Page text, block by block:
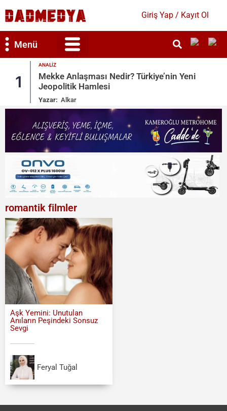
Giriş Yap / Kayıt Ol
Menü
1
ANALIZ
Mekke Anlaşması Nedir? Türkiye’nin Yeni
Jeopolitik Hamlesi
Yazar: Alkar
romantik filmler
Aşk Yemini: Unutulan
Anıların Peşindeki Sonsuz
Sevgi
Feryal Tuğal